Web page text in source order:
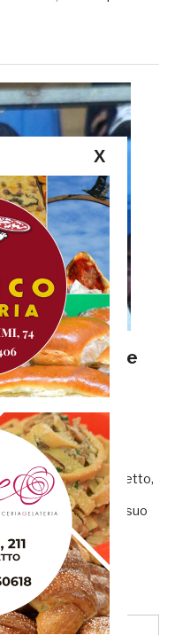
un grande
non c’entra
di Redazione GRB
DAL GRUPPO
un grande progetto,
parla dell’area
all’asta il suo
X